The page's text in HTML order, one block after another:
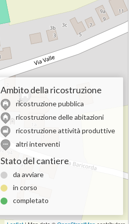
Ambito della ricostruzione
ricostruzione pubblica
ricostruzione delle abitazioni
ricostruzione attività produttive
altri interventi
Stato del cantiere
da avviare
in corso
completato